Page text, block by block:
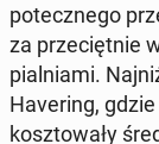
po­tecz­ne­go
za prze­cięt­nie
pial­nia­mi.
Ha­ve­ring,
kosz­to­wa­ły